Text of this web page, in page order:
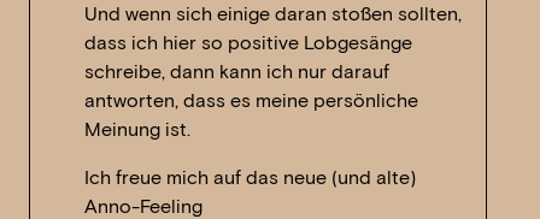
Und wenn sich einige daran stoßen sollten,
dass ich hier so positive Lobgesänge
schreibe, dann kann ich nur darauf
antworten, dass es meine persönliche
Meinung ist.
Ich freue mich auf das neue (und alte)
Anno-Feeling